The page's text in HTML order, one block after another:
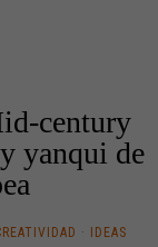
century
yanqui de
·
IDEAS